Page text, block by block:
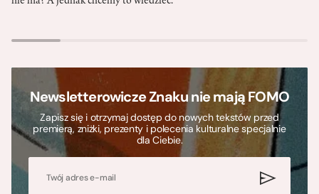
Newsletterowicze Znaku nie mają FOMO
Zapisz się i otrzymaj dostęp do nowych tekstów przed
premierą, zniżki, prezenty i polecenia kulturalne specjalnie
dla Ciebie.